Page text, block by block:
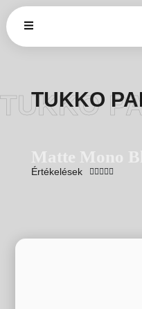
TUKKO
TUKKO
Értékelések 